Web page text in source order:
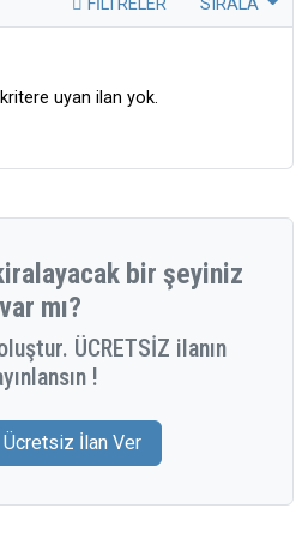
FILTRELER SIRALA
uyan ilan yok.
bir şeyiniz
var mı?
ÜCRETSİZ ilanın
!
İlan Ver